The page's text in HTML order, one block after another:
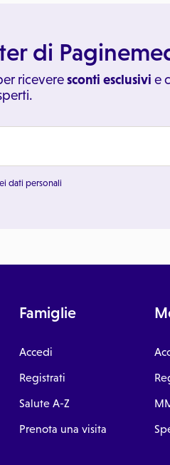
di
riceveresconti esclusivi e
dati personali
Famiglie
Accedi
Registrati
Salute A-Z
Prenota una visita